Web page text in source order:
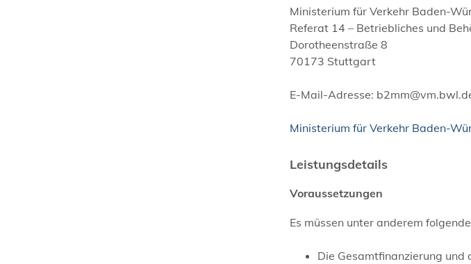
Ministerium für Verkehr Baden-
Referat 14 – Betriebliches und
Dorotheenstraße 8
70173 Stuttgart
E-Mail-Adresse:
Ministerium für Verkehr Baden-
Leistungsdetails
Voraussetzungen
Es müssen unter anderem
Die Gesamtfinanzierung und